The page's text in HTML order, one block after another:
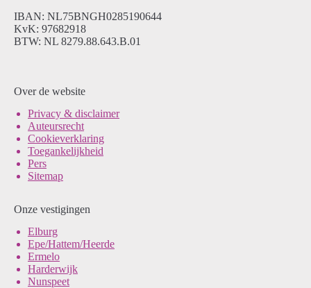
IBAN: NL75BNGH0285190644
KvK: 97682918
BTW: NL 8279.88.643.B.01
Onze vestigingen
Elburg
Epe/Hattem/Heerde
Ermelo
Harderwijk
Nunspeet
Over de website
Privacy & disclaimer
Auteursrecht
Cookieverklaring
Toegankelijkheid
Pers
Sitemap